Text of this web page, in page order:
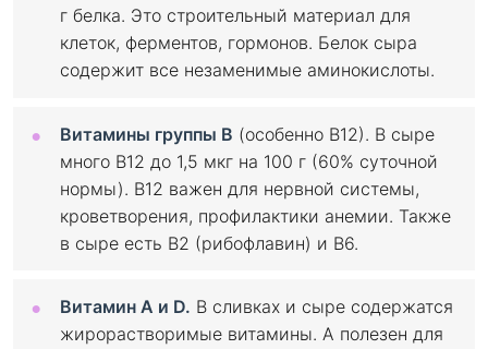
г белка. Это строительный материал для
клеток, ферментов, гормонов. Белок сыра
содержит все незаменимые аминокислоты.
Витамины группы B (особенно B12). В сыре
много B12 до 1,5 мкг на 100 г (60% суточной
нормы). B12 важен для нервной системы,
кроветворения, профилактики анемии. Также
в сыре есть B2 (рибофлавин) и B6.
Витамин A и D. В сливках и сыре содержатся
жирорастворимые витамины. A полезен для